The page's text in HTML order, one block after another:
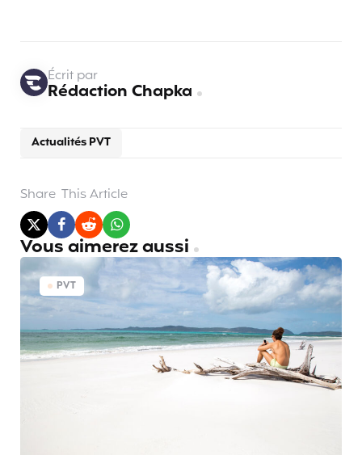
Actualités PVT
Écrit par
Rédaction Chapka
Share This Article
Vous aimerez aussi
PVT